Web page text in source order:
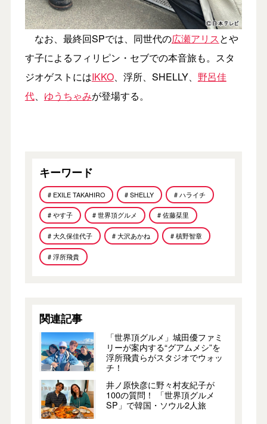
なお、最終回SPでは、同世代の広瀬アリスとや
す子によるフィリピン・セブでの本音旅も。スタ
ジオゲストにはIKKO、浮所、SHELLY、 野呂佳
代、 ゆうちゃみが登場する。
キーワード
# EXILE TAKAHIRO # SHELLY # ハライチ
# やす子 # 世界頂グルメ # 佐藤栞里
# 大久保佳代子 # 大沢あかね # 槙野智章
# 浮所飛貴
関連記事
「世界頂グルメ」城田優ファミ
リーが案内する“グアムメシ”を
浮所飛貴らがスタジオでウォッ
チ！
井ノ原快彦に野々村友紀子が
100の質問！ 「世界頂グルメ
SP」で韓国・ソウル2人旅